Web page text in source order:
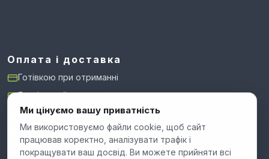
Оплата і доставка
Готівкою при отриманні
Банківський переказ
Нова Пошта: відділення, поштомат, адреса
Укрпошта: стандарт і експрес
Ми цінуємо вашу приватність
Ми використовуємо файли cookie, щоб сайт
працював коректно, аналізувати трафік і
покращувати ваш досвід. Ви можете прийняти всі